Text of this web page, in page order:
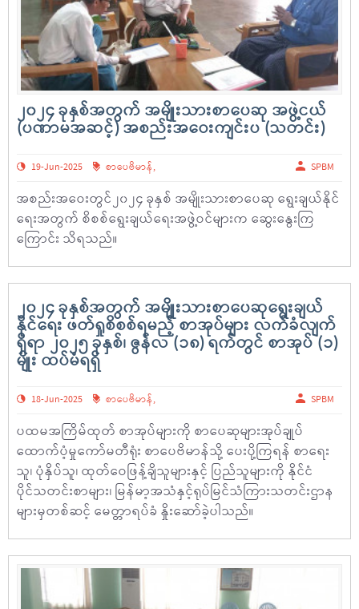
၂၀၂၄ ခုနှစ်အတွက် အမျိုးသားစာပေဆု အဖွဲ့ငယ်
(ပဏာမအဆင့်) အစည်းအဝေးကျင်းပ (သတင်း)
19-Jun-2025 စာပေဗိမာန်, SPBM
အစည်းအဝေးတွင်၂၀၂၄ ခုနှစ် အမျိုးသားစာပေဆု ရွေးချယ်နိုင်
ရေးအတွက် စိစစ်ရွေးချယ်ရေးအဖွဲ့ဝင်များက ဆွေးနွေးကြ
ကြောင်း သိရသည်။
၂၀၂၄ ခုနှစ်အတွက် အမျိုးသားစာပေဆုရွေးချယ်
နိုင်ရေး ဖတ်ရှုစိစစ်ရမည့် စာအုပ်များ လက်ခံလျက်
ရှိရာ ၂၀၂၅ ခုနှစ်၊ ဇွန်လ (၁၈) ရက်တွင် စာအုပ် (၁)
မျိုး ထပ်မံရရှိ
18-Jun-2025 စာပေဗိမာန်, SPBM
ပထမအကြိမ်ထုတ် စာအုပ်များကို စာပေဆုများအုပ်ချုပ်
ထောက်ပံ့မှုကော်မတီရုံး စာပေဗိမာန်သို့ ပေးပို့ကြရန် စာရေး
သူ၊ ပုံနှိပ်သူ၊ ထုတ်ဝေဖြန့်ချိသူများနှင့် ပြည်သူများကို နိုင်ငံ
ပိုင်သတင်းစာများ၊ မြန်မာ့အသံနှင့်ရုပ်မြင်သံကြားသတင်းဌာန
များမှတစ်ဆင့် မေတ္တာရပ်ခံ နှိုးဆော်ခဲ့ပါသည်။